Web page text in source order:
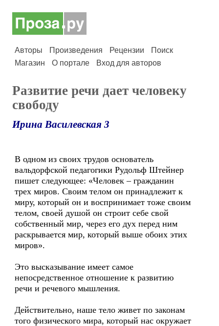
Авторы Произведения Рецензии
Поиск
Магазин
О портале Вход для авторов
Развитие речи дает человеку
свободу
Ирина Василевская 3
В одном из своих трудов основатель
вальдорфской педагогики Рудольф Штейнер
пишет следующее: «Человек – гражданин
трех миров. Своим телом он принадлежит к
миру, который он и воспринимает тоже своим
телом, своей душой он строит себе свой
собственный мир, через его дух перед ним
раскрывается мир, который выше обоих этих
миров».
Это высказывание имеет самое
непосредственное отношение к развитию
речи и речевого мышления.
Действительно, наше тело живет по законам
того физического мира, который нас окружает